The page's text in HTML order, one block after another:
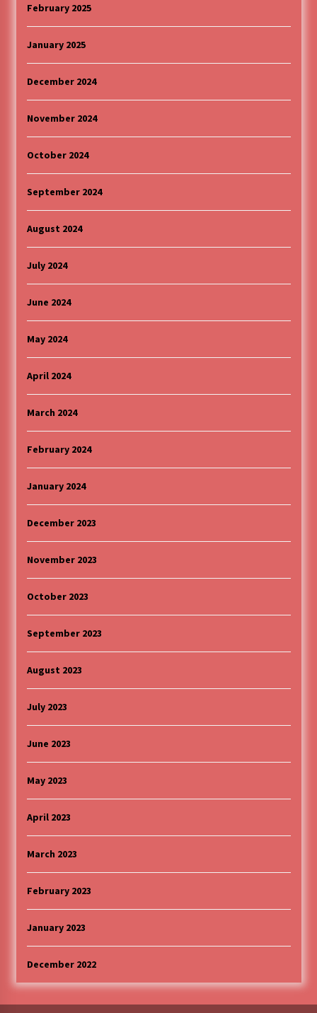
February 2025
January 2025
December 2024
November 2024
October 2024
September 2024
August 2024
July 2024
June 2024
May 2024
April 2024
March 2024
February 2024
January 2024
December 2023
November 2023
October 2023
September 2023
August 2023
July 2023
June 2023
May 2023
April 2023
March 2023
February 2023
January 2023
December 2022